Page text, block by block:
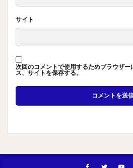
サイト
次回のコメントで使用するためブラウザ
ス、サイトを保存する。